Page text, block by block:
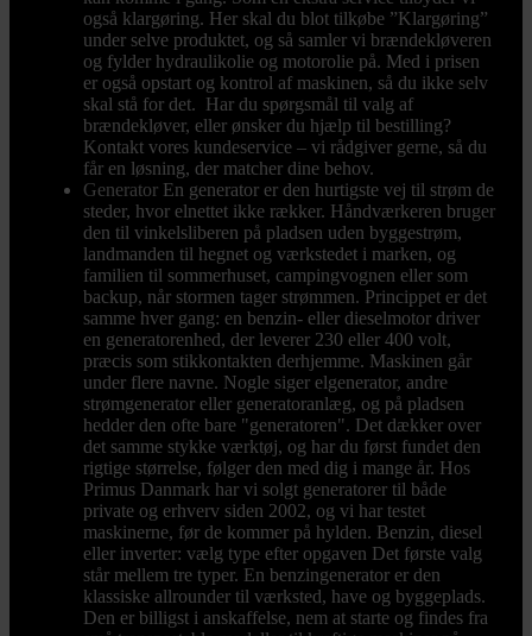
også klargøring. Her skal du blot tilkøbe ”Klargøring”
under selve produktet, og så samler vi brændekløveren
og fylder hydraulikolie og motorolie på. Med i prisen
er også opstart og kontrol af maskinen, så du ikke selv
skal stå for det. Har du spørgsmål til valg af
brændekløver, eller ønsker du hjælp til bestilling?
Kontakt vores kundeservice – vi rådgiver gerne, så du
får en løsning, der matcher dine behov.
Generator En generator er den hurtigste vej til strøm de
steder, hvor elnettet ikke rækker. Håndværkeren bruger
den til vinkelsliberen på pladsen uden byggestrøm,
landmanden til hegnet og værkstedet i marken, og
familien til sommerhuset, campingvognen eller som
backup, når stormen tager strømmen. Princippet er det
samme hver gang: en benzin- eller dieselmotor driver
en generatorenhed, der leverer 230 eller 400 volt,
præcis som stikkontakten derhjemme. Maskinen går
under flere navne. Nogle siger elgenerator, andre
strømgenerator eller generatoranlæg, og på pladsen
hedder den ofte bare "generatoren". Det dækker over
det samme stykke værktøj, og har du først fundet den
rigtige størrelse, følger den med dig i mange år. Hos
Primus Danmark har vi solgt generatorer til både
private og erhverv siden 2002, og vi har testet
maskinerne, før de kommer på hylden. Benzin, diesel
eller inverter: vælg type efter opgaven Det første valg
står mellem tre typer. En benzingenerator er den
klassiske allrounder til værksted, have og byggeplads.
Den er billigst i anskaffelse, nem at starte og findes fra